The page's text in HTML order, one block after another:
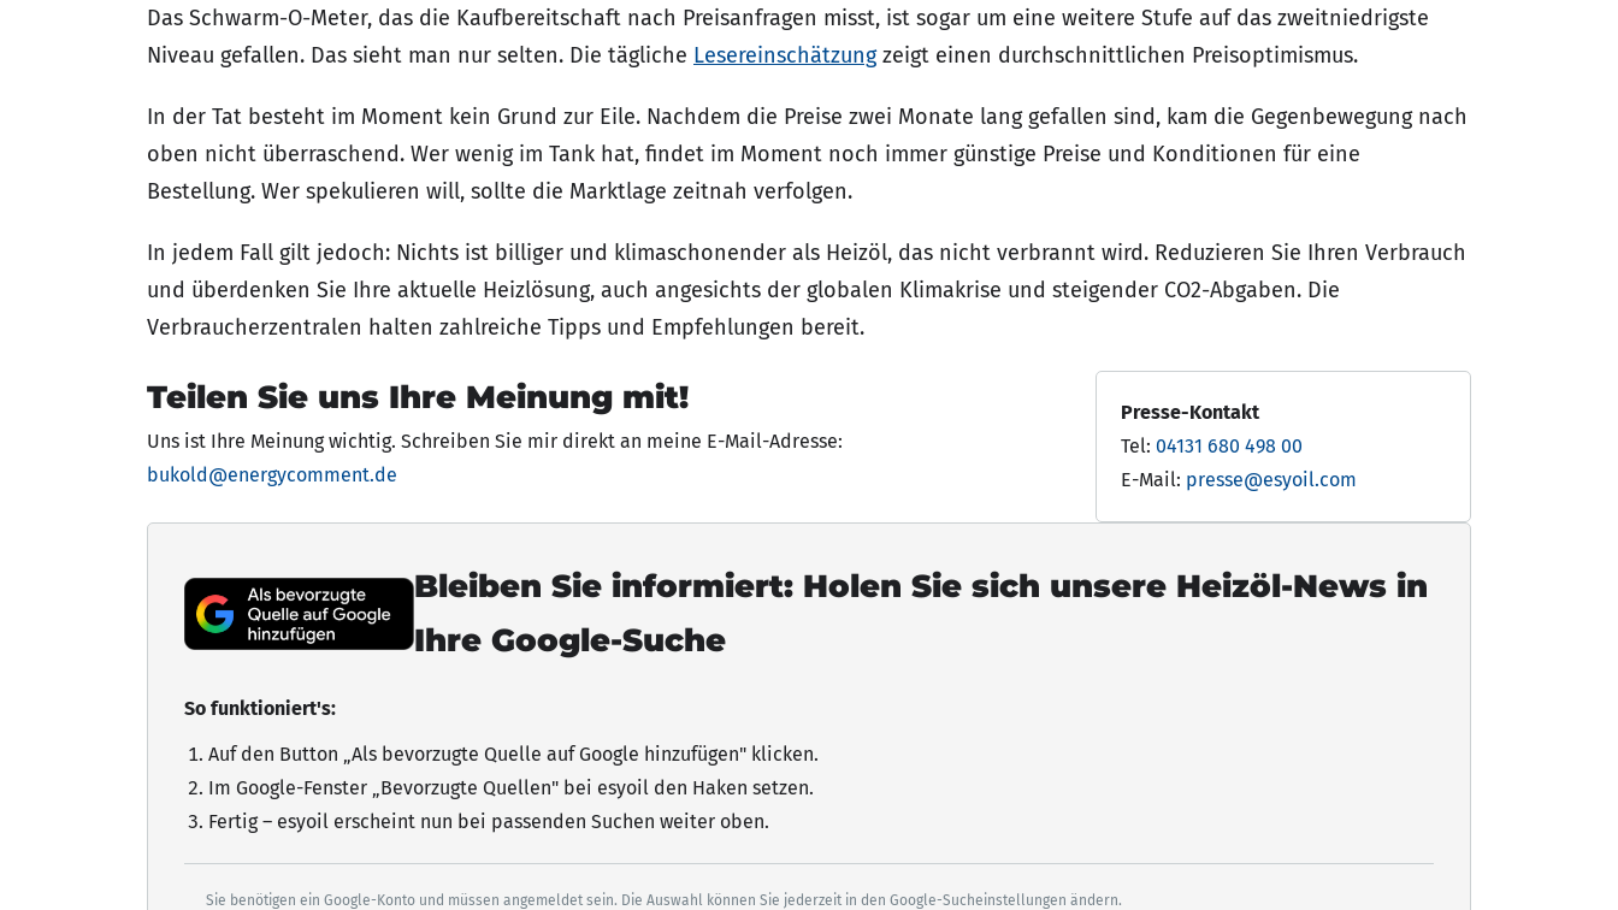
Das Schwarm-O-Meter, das die Kaufbereitschaft nach Preisanfragen misst, ist sogar um eine weitere Stufe auf das zweitniedrigste
Niveau gefallen. Das sieht man nur selten. Die tägliche Lesereinschätzungzeigt einen durchschnittlichen Preisoptimismus.
In der Tat besteht im Moment kein Grund zur Eile. Nachdem die Preise zwei Monate lang gefallen sind, kam die Gegenbewegung nach
oben nicht überraschend. Wer wenig im Tank hat, findet im Moment noch immer günstige Preise und Konditionen für eine
Bestellung. Wer spekulieren will, sollte die Marktlage zeitnah verfolgen.
In jedem Fall gilt jedoch: Nichts ist billiger und klimaschonender als Heizöl, das nicht verbrannt wird. Reduzieren Sie Ihren Verbrauch
und überdenken Sie Ihre aktuelle Heizlösung, auch angesichts der globalen Klimakrise und steigender CO2-Abgaben. Die
Verbraucherzentralen halten zahlreiche Tipps und Empfehlungen bereit.
Teilen Sie uns Ihre Meinung mit!
Uns ist Ihre Meinung wichtig. Schreiben Sie mir direkt an meine E-Mail-Adresse:
bukold@energycomment.de
Presse-Kontakt
Tel: 04131 680 498 00
E-Mail: presse@esyoil.com
Bleiben Sie informiert: Holen Sie sich unsere Heizöl-News in
Ihre Google-Suche
So funktioniert's:
Auf den Button „Als bevorzugte Quelle auf Google hinzufügen" klicken.
Im Google-Fenster „Bevorzugte Quellen" bei esyoil den Haken setzen.
Fertig – esyoil erscheint nun bei passenden Suchen weiter oben.
Sie benötigen ein Google-Konto und müssen angemeldet sein. Die Auswahl können Sie jederzeit in den Google-Sucheinstellungen ändern.